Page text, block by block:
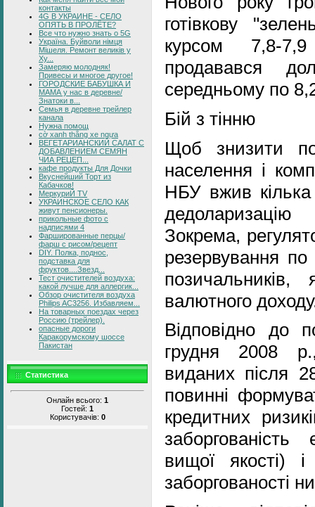
контакты
4G В УКРАИНЕ - СЕЛО
ОПЯТЬ В ПРОЛЁТЕ?
Все что нужно знать о 5G
Україна. Буйволи німця
Мішеля. Ремонт великів у
Ху...
Замеряю молодняк!
Привесы и многое другое!
ГОРОДСКИЕ БАБУШКА И
МАМА у нас в деревне/
Знатоки в...
Семья в деревне трейлер
канала
Нужна помощ
cờ xanh thắng xe ngựa
ВЕГЕТАРИАНСКИЙ САЛАТ С
ДОБАВЛЕНИЕМ СЕМЯН
ЧИА РЕЦЕП...
кафе продукты Для Дочки
Вкуснейший Торт из
Кабачков!
МеркуриЙ TV
УКРАИНСКОЕ СЕЛО КАК
живут пенсионеры.
прикольные фото с
надписями 4
Фаршированные перцы/
фарш с рисом/рецепт
DIY. Полка, поднос,
подставка для
фруктов....Звезд...
Тест очистителей воздуха:
какой лучше для аллергик...
Обзор очистителя воздуха
Philips AC3256. Избавляем...
На товарных поездах через
Россию (трейлер).
опасные дороги
Каракорумскому шоссе
Пакистан
Статистика
Онлайн всього: 1
Гостей: 1
Користувачів: 0
готівкову
курсом 7,8-
продавався
середньому по
Бій з тінню
Щоб знизити
населення і
НБУ вжив кілька
дедоларизацію
Зокрема,
резервування
валютного
Відповідно до
грудня 2008
виданих після
повинні
кредитних
вищої якості)
заборгованості